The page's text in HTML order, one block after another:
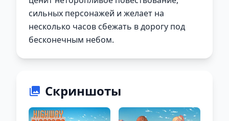
сильных персонажей и желает на
несколько часов сбежать в дорогу под
бесконечным небом.
Скриншоты